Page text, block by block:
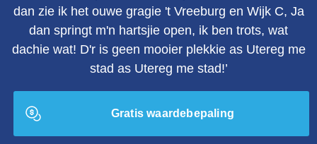
dan zie ik het ouwe gragie 't Vreeburg en Wijk C, Ja
dan springt m'n hartsjie open, ik ben trots, wat
dachie wat! D'r is geen mooier plekkie as Utereg me
stad as Utereg me stad!’
Gratis waardebepaling